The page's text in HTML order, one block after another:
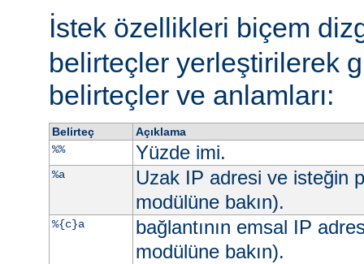
İstek özellikleri biçem
belirteçler yerleştirilerek
belirteçler ve anlamları:
Belirteç
Açıklama
%%
Yüzde imi.
%a
Uzak IP adresi ve isteğin
modülüne bakın).
%{c}a
bağlantının emsal IP
modülüne bakın).